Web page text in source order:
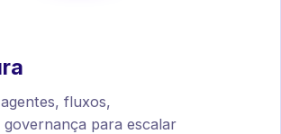
fluxos,
para escalar